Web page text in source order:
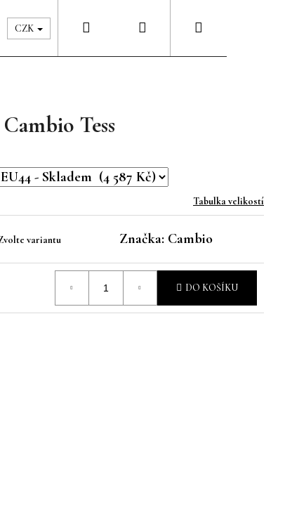
Šatník Kontakty
CZK Přihlášení
Tess
Tabulka velikostí
variantu Značka: Cambio
DO KOŠÍKU